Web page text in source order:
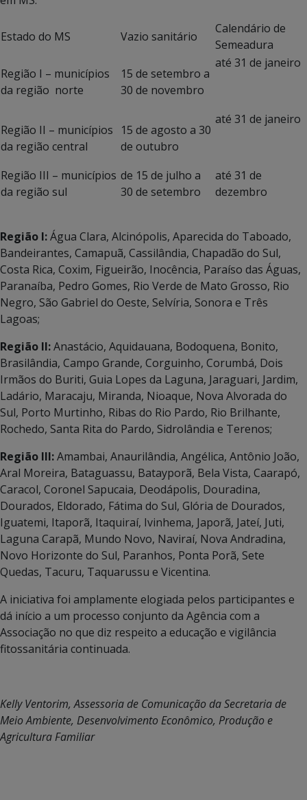
Estado do MS Vazio sanitário
Calendário de
Semeadura
Região I – municípios
da região norte
15 de setembro a
30 de novembro
até 31 de janeiro
Região II – municípios
da região central
15 de agosto a 30
de outubro
até 31 de janeiro
Região III – municípios
da região sul
de 15 de julho a
30 de setembro
até 31 de
dezembro
Região I:Água Clara, Alcinópolis, Aparecida do Taboado,
Bandeirantes, Camapuã, Cassilândia, Chapadão do Sul,
Costa Rica, Coxim, Figueirão, Inocência, Paraíso das Águas,
Paranaíba, Pedro Gomes, Rio Verde de Mato Grosso, Rio
Negro, São Gabriel do Oeste, Selvíria, Sonora e Três
Lagoas;
Região II:Anastácio, Aquidauana, Bodoquena, Bonito,
Brasilândia, Campo Grande, Corguinho, Corumbá, Dois
Irmãos do Buriti, Guia Lopes da Laguna, Jaraguari, Jardim,
Ladário, Maracaju, Miranda, Nioaque, Nova Alvorada do
Sul, Porto Murtinho, Ribas do Rio Pardo, Rio Brilhante,
Rochedo, Santa Rita do Pardo, Sidrolândia e Terenos;
Região III:Amambai, Anaurilândia, Angélica, Antônio João,
Aral Moreira, Bataguassu, Batayporã, Bela Vista, Caarapó,
Caracol, Coronel Sapucaia, Deodápolis, Douradina,
Dourados, Eldorado, Fátima do Sul, Glória de Dourados,
Iguatemi, Itaporã, Itaquiraí, Ivinhema, Japorã, Jateí, Juti,
Laguna Carapã, Mundo Novo, Naviraí, Nova Andradina,
Novo Horizonte do Sul, Paranhos, Ponta Porã, Sete
Quedas, Tacuru, Taquarussu e Vicentina.
A iniciativa foi amplamente elogiada pelos participantes e
dá início a um processo conjunto da Agência com a
Associação no que diz respeito a educação e vigilância
fitossanitária continuada.
Kelly Ventorim, Assessoria de Comunicação da Secretaria de
Meio Ambiente, Desenvolvimento Econômico, Produção e
Agricultura Familiar